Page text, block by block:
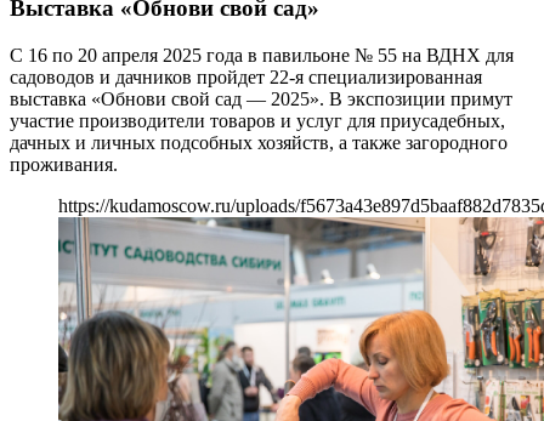
Выставка «Обнови свой сад»
С 16 по 20 апреля 2025 года в павильоне № 55 на ВДНХ для
садоводов и дачников пройдет 22-я специализированная
выставка «Обнови свой сад ― 2025». В экспозиции примут
участие производители товаров и услуг для приусадебных,
дачных и личных подсобных хозяйств, а также загородного
проживания.
https://kudamoscow.ru/uploads/